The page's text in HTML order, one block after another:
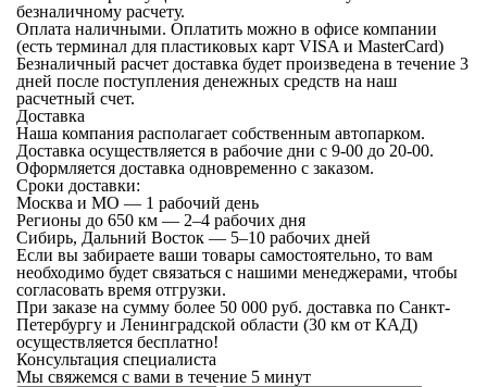
безналичному расчету.
Оплата наличными. Оплатить можно в офисе компании
(есть терминал для пластиковых карт VISA и MasterCard)
Безналичный расчет доставка будет произведена в течение 3
дней после поступления денежных средств на наш
расчетный счет.
Доставка
Наша компания располагает собственным автопарком.
Доставка осуществляется в рабочие дни с 9-00 до 20-00.
Оформляется доставка одновременно с заказом.
Сроки доставки:
Москва и МО — 1 рабочий день
Регионы до 650 км — 2–4 рабочих дня
Сибирь, Дальний Восток — 5–10 рабочих дней
Если вы забираете ваши товары самостоятельно, то вам
необходимо будет связаться с нашими менеджерами, чтобы
согласовать время отгрузки.
При заказе на сумму более 50 000 руб. доставка по Санкт-
Петербургу и Ленинградской области (30 км от КАД)
осуществляется бесплатно!
Консультация специалиста
Мы свяжемся с вами в течение 5 минут